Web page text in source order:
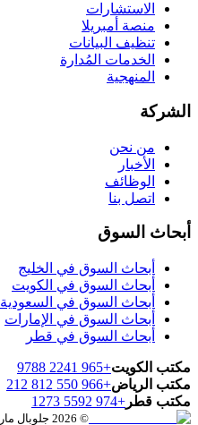
الاستشارات
منصة أمبريلا
تنظيف البيانات
الخدمات المُدارة
المنهجية
الشركة
من نحن
الأخبار
الوظائف
اتصل بنا
أبحاث السوق
أبحاث السوق في الخليج
أبحاث السوق في الكويت
أبحاث السوق في السعودية
أبحاث السوق في الإمارات
أبحاث السوق في قطر
مكتب الكويت+965 2241 9788
مكتب الرياض+966 550 812 212
مكتب قطر +974 5592 1273
© 2026 جلوبال ماركتس. جميع الحقوق محفوظة.